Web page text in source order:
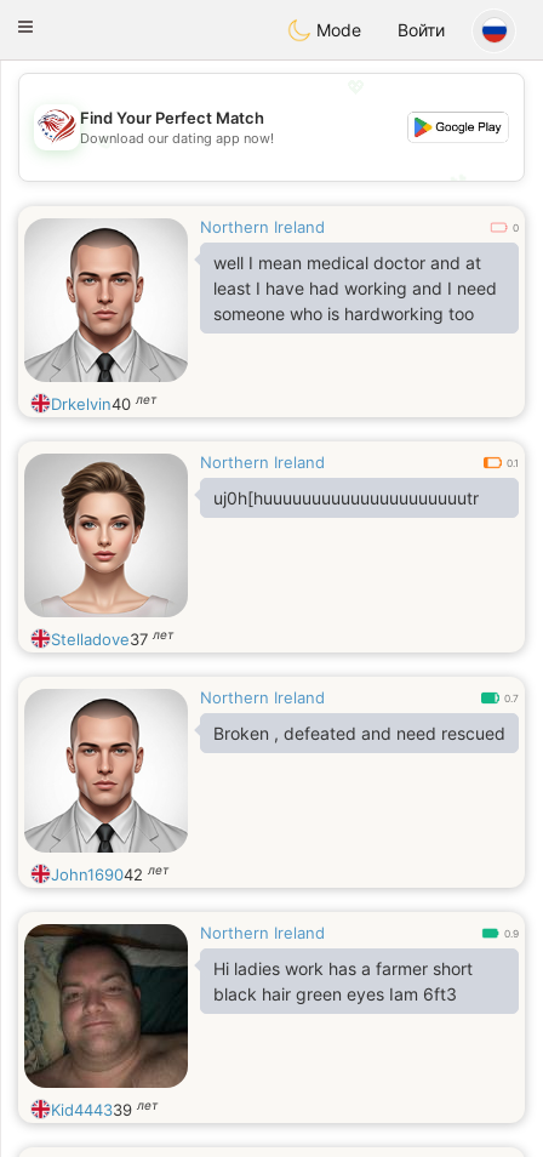
Dating
Toggle
Mode Войти
💖
💕
Find Your Perfect Match
Download our dating app now!
Northern Ireland 0
well I mean medical doctor and at
least I have had working and I need
someone who is hardworking too
Drkelvin40 лет
Northern Ireland 0.1
uj0h[huuuuuuuuuuuuuuuuuuuuutr
Stelladove37 лет
Northern Ireland 0.7
Broken , defeated and need rescued
John169042 лет
Northern Ireland 0.9
Hi ladies work has a farmer short
black hair green eyes Iam 6ft3
Kid444339 лет